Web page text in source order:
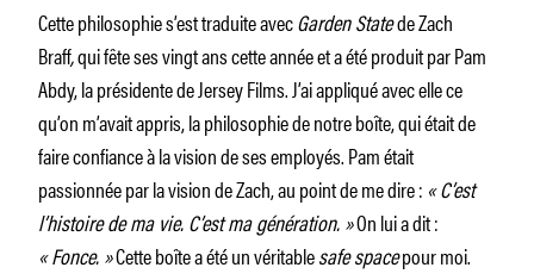
Cette philosophie s’est traduite avecGarden Statede Zach
Braff,qui fête ses vingt ans cette année et a été produit par Pam
Abdy, la présidente de Jersey Films. J’ai appliqué avec elle ce
qu’on m’avait appris, la philosophie de notre boîte, qui était de
faire confiance à la vision de ses employés. Pam était
passionnée par la vision de Zach, au point de me dire : « C’est
l’histoire de ma vie. C’est ma génération. »On lui a dit :
« Fonce. »Cette boîte a été un véritablesafe spacepour moi.